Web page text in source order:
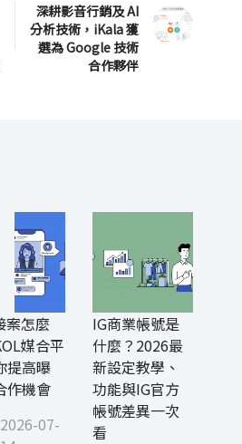
深耕影音行銷及 AI
分析技術，iKala 獲
選為 Google 技術
合作夥伴
案怎麼
媒合平
提高曝
作機會
2026-07-
IG商業帳號是
什麼？2026最
新設定教學、
功能與IG官方
帳號差異一次
看